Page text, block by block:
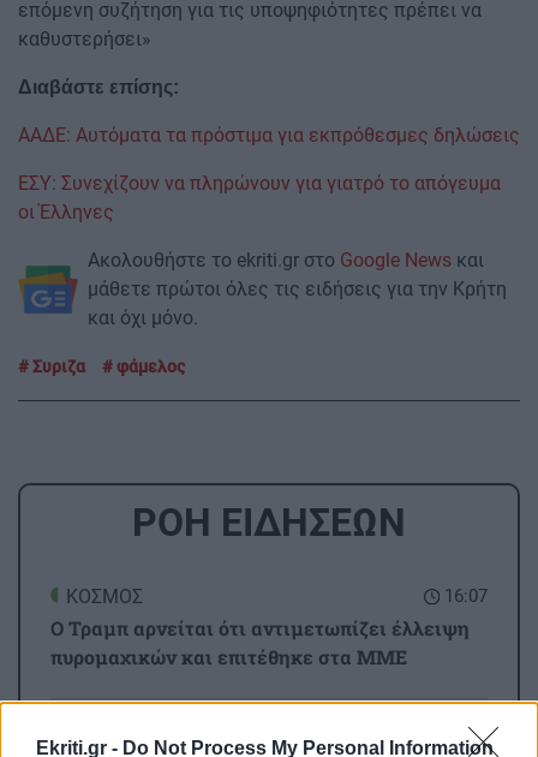
Ekriti.gr - Do Not Process My Personal Information
επόμενη συζήτηση για τις υποψηφιότητες πρέπει να
καθυστερήσει»
Διαβάστε επίσης:
ΑΑΔΕ: Αυτόματα τα πρόστιμα για εκπρόθεσμες δηλώσεις
ΕΣΥ: Συνεχίζουν να πληρώνουν για γιατρό το απόγευμα
οι Έλληνες
Ακολουθήστε το ekriti.gr στο Google News και
μάθετε πρώτοι όλες τις ειδήσεις για την Κρήτη
και όχι μόνο.
Συριζα φάμελος
ΡΟΗ ΕΙΔΗΣΕΩΝ
16:07
ΚΟΣΜΟΣ
Ο Τραμπ αρνείται ότι αντιμετωπίζει έλλειψη
πυρομαχικών και επιτέθηκε στα ΜΜΕ
16:00